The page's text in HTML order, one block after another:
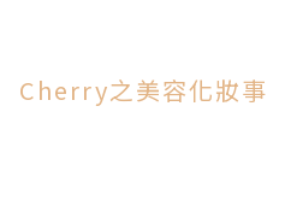
Cherry之美容化妝事